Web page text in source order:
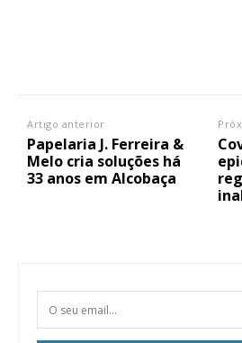
Artigo anterior
Papelaria J. Ferreira &
Melo cria soluções há
33 anos em Alcobaça